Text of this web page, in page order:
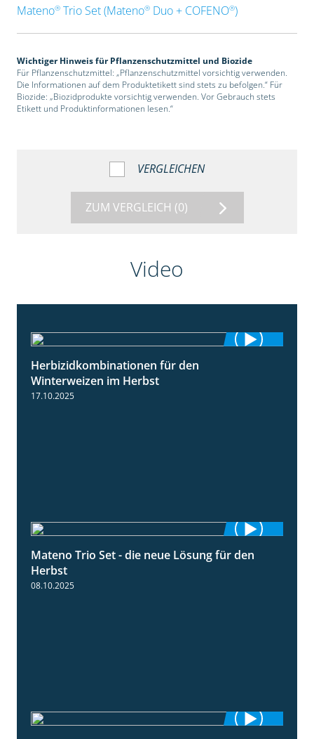
Mateno®Trio Set (Mateno®Duo + COFENO®)
Wichtiger Hinweis für Pflanzenschutzmittel und Biozide
Für Pflanzenschutzmittel: „Pflanzenschutzmittel vorsichtig verwenden.
Die Informationen auf dem Produktetikett sind stets zu befolgen.“ Für
Biozide: „Biozidprodukte vorsichtig verwenden. Vor Gebrauch stets
Etikett und Produktinformationen lesen.“
VERGLEICHEN
ZUM VERGLEICH (0)
Video
Herbizidkombinationen für den
Winterweizen im Herbst
17.10.2025
2:22
Mateno Trio Set - die neue Lösung für den
Herbst
08.10.2025